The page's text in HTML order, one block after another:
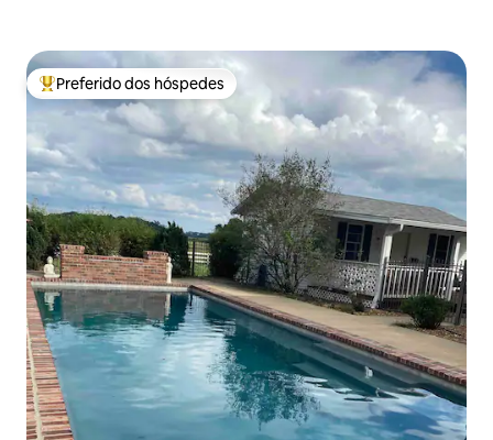
Entre os melhores preferidos dos hóspedes
Preferido dos hóspedes